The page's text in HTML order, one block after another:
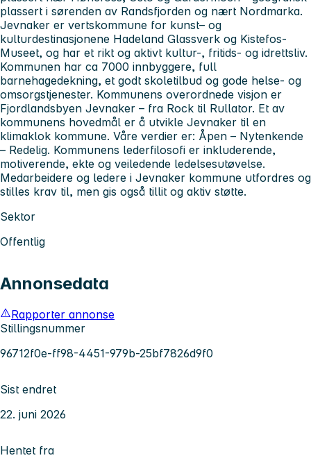
plassert i sørenden av Randsfjorden og nært Nordmarka.
Jevnaker er vertskommune for kunst– og
kulturdestinasjonene Hadeland Glassverk og Kistefos-
Museet, og har et rikt og aktivt kultur-, fritids- og idrettsliv.
Kommunen har ca 7000 innbyggere, full
barnehagedekning, et godt skoletilbud og gode helse- og
omsorgstjenester. Kommunens overordnede visjon er
Fjordlandsbyen Jevnaker – fra Rock til Rullator. Et av
kommunens hovedmål er å utvikle Jevnaker til en
klimaklok kommune. Våre verdier er: Åpen – Nytenkende
– Redelig. Kommunens lederfilosofi er inkluderende,
motiverende, ekte og veiledende ledelsesutøvelse.
Medarbeidere og ledere i Jevnaker kommune utfordres og
stilles krav til, men gis også tillit og aktiv støtte.
Sektor
Offentlig
Annonsedata
Rapporter annonse
Stillingsnummer
96712f0e-ff98-4451-979b-25bf7826d9f0
Sist endret
22. juni 2026
Hentet fra